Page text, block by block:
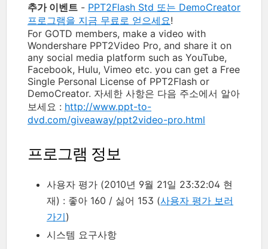
추가 이벤트 - PPT2Flash Std 또는 DemoCreator
프로그램을 지금 무료로 얻으세요!
For GOTD members, make a video with
Wondershare PPT2Video Pro, and share it on
any social media platform such as YouTube,
Facebook, Hulu, Vimeo etc. you can get a Free
Single Personal License of PPT2Flash or
DemoCreator. 자세한 사항은 다음 주소에서 알아
보세요 : http://www.ppt-to-
dvd.com/giveaway/ppt2video-pro.html
프로그램 정보
사용자 평가 (2010년 9월 21일 23:32:04 현
재) : 좋아 160 / 싫어 153 (사용자 평가 보러
가기)
시스템 요구사항